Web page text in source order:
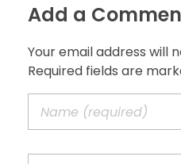
Add a
Your email address will
Required fields are